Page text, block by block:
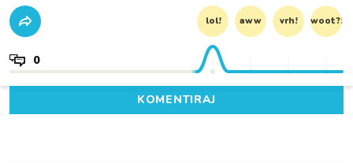
lol! aww vrh! woot?!
0
KOMENTIRAJ